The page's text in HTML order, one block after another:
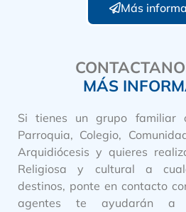
Más
MÁS
Si tienes un grupo familiar
Parroquia, Colegio,
Arquidiócesis y quieres
Religiosa y cultural a
destinos, ponte en contacto
agentes te ayudarán a